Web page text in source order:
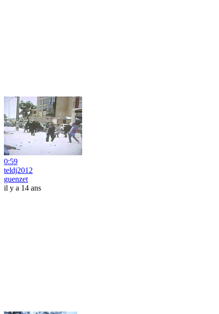
0:59
teldj2012
guenzet
il y a 14 ans